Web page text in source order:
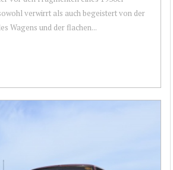
verwirrt als auch begeistert von der
Wagens und der flachen...